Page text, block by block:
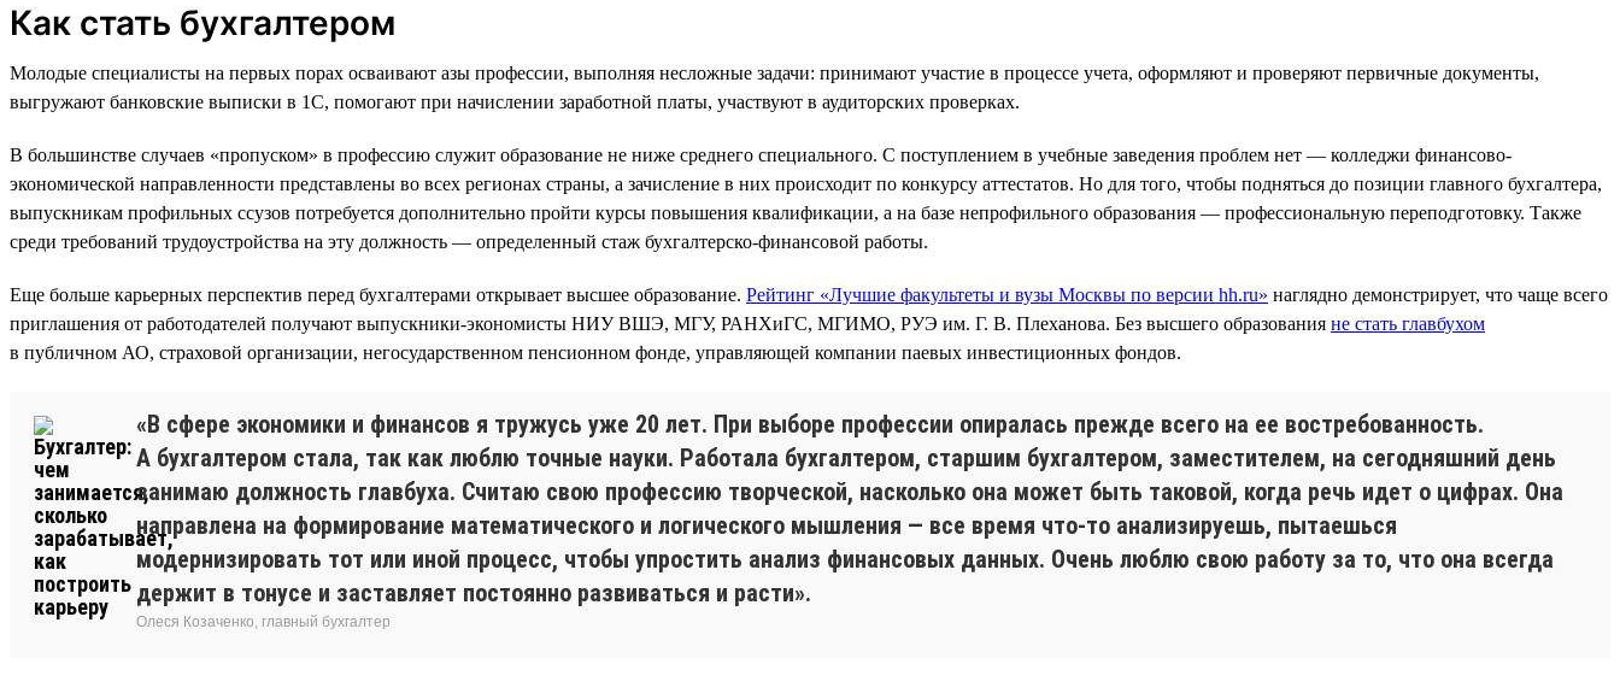
Как стать бухгалтером
Молодые специалисты на первых порах осваивают азы профессии, выполняя несложные задачи: принимают участие в процессе учета, оформляют и проверяют первичные документы,
выгружают банковские выписки в 1С, помогают при начислении заработной платы, участвуют в аудиторских проверках.
В большинстве случаев «пропуском» в профессию служит образование не ниже среднего специального. С поступлением в учебные заведения проблем нет — колледжи финансово-
экономической направленности представлены во всех регионах страны, а зачисление в них происходит по конкурсу аттестатов. Но для того, чтобы подняться до позиции главного бухгалтера,
выпускникам профильных ссузов потребуется дополнительно пройти курсы повышения квалификации, а на базе непрофильного образования — профессиональную переподготовку. Также
среди требований трудоустройства на эту должность — определенный стаж бухгалтерско-финансовой работы.
Еще больше карьерных перспектив перед бухгалтерами открывает высшее образование. Рейтинг «Лучшие факультеты и вузы Москвы по версии hh.ru» наглядно демонстрирует, что чаще всего
приглашения от работодателей получают выпускники-экономисты НИУ ВШЭ, МГУ, РАНХиГС, МГИМО, РУЭ им. Г. В. Плеханова. Без высшего образования не стать главбухом
в публичном АО, страховой организации, негосударственном пенсионном фонде, управляющей компании паевых инвестиционных фондов.
«В сфере экономики и финансов я тружусь уже 20 лет. При выборе профессии опиралась прежде всего на ее востребованность.
А бухгалтером стала, так как люблю точные науки. Работала бухгалтером, старшим бухгалтером, заместителем, на сегодняшний день
занимаю должность главбуха. Считаю свою профессию творческой, насколько она может быть таковой, когда речь идет о цифрах. Она
направлена на формирование математического и логического мышления — все время что-то анализируешь, пытаешься
модернизировать тот или иной процесс, чтобы упростить анализ финансовых данных. Очень люблю свою работу за то, что она всегда
держит в тонусе и заставляет постоянно развиваться и расти».
Олеся Козаченко, главный бухгалтер